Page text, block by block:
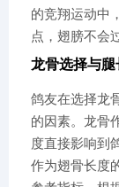
的竞翔运动中
点，翅膀不会
龙骨选择与腿
鸽友在选择龙
的因素。龙骨
度直接影响到
作为翅骨长度